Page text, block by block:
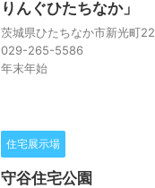
りんぐひたちなか」
茨城県ひたちなか市新光町22
029-265-5586
年末年始
住宅展示場
守谷住宅公園